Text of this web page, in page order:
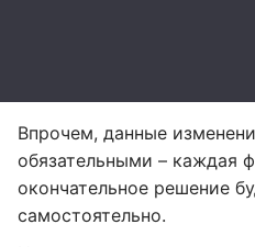
Впрочем, данные
обязательными – каждая
окончательное решение
самостоятельно.